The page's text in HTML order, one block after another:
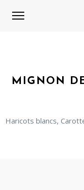
MIGNON
Haricots blancs,